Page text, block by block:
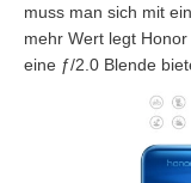
muss man sich mit
mehr Wert legt
eine ƒ/2.0 Blende